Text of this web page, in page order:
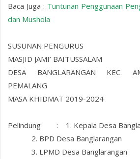
Baca Juga : Tuntunan Penggunaan
dan Mushola
SUSUNAN PENGURUS
MASJID JAMI’ BAITUSSALAM
DESA BANGLARANGAN KEC.
PEMALANG
MASA KHIDMAT 2019-2024
Pelindung : 1. Kepala Desa
2. BPD Desa Banglarangan
3. LPMD Desa Banglarangan